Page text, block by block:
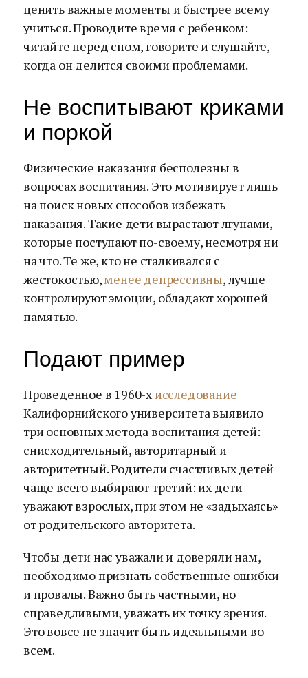
ценить важные моменты и быстрее всему
учиться. Проводите время с ребенком:
читайте перед сном, говорите и слушайте,
когда он делится своими проблемами.
Не воспитывают криками
и поркой
Физические наказания бесполезны в
вопросах воспитания. Это мотивирует лишь
на поиск новых способов избежать
наказания. Такие дети вырастают лгунами,
которые поступают по-своему, несмотря ни
на что. Те же, кто не сталкивался с
жестокостью,менее депрессивны, лучше
контролируют эмоции, обладают хорошей
памятью.
Подают пример
Проведенное в 1960-х исследование
Калифорнийского университета выявило
три основных метода воспитания детей:
снисходительный, авторитарный и
авторитетный. Родители счастливых детей
чаще всего выбирают третий: их дети
уважают взрослых, при этом не «задыхаясь»
от родительского авторитета.
Чтобы дети нас уважали и доверяли нам,
необходимо признать собственные ошибки
и провалы. Важно быть частными, но
справедливыми, уважать их точку зрения.
Это вовсе не значит быть идеальными во
всем.